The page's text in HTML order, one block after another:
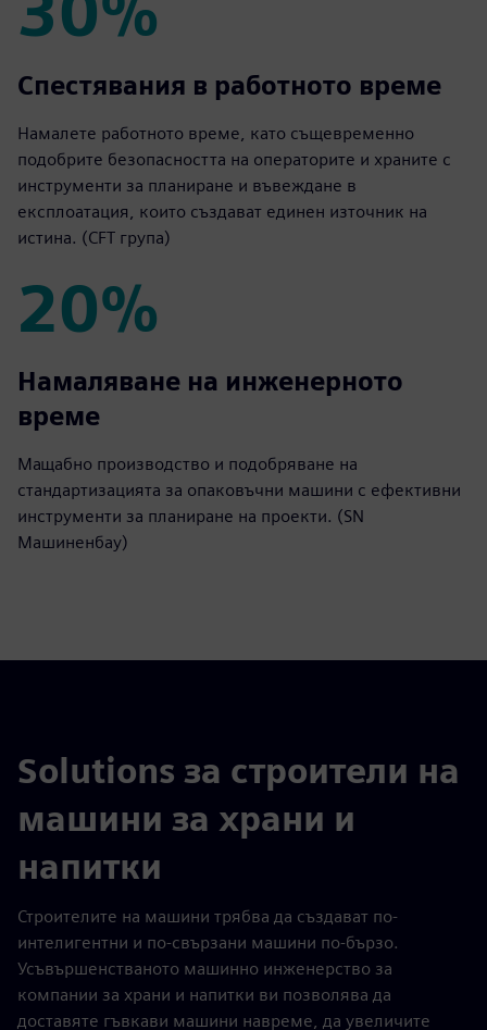
30%
Спестявания в работното време
Намалете работното време, като същевременно
подобрите безопасността на операторите и храните с
инструменти за планиране и въвеждане в
експлоатация, които създават единен източник на
истина. (CFT група)
20%
20%
Намаляване на инженерното
време
Мащабно производство и подобряване на
стандартизацията за опаковъчни машини с ефективни
инструменти за планиране на проекти. (SN
Машиненбау)
Solutions за строители на
машини за храни и
напитки
Строителите на машини трябва да създават по-
интелигентни и по-свързани машини по-бързо.
Усъвършенстваното машинно инженерство за
компании за храни и напитки ви позволява да
доставяте гъвкави машини навреме, да увеличите